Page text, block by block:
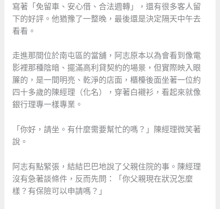
寫著「免留車、安心借、合法週轉」，還有很多客人留
下的好評。他猶豫了一整晚，最後還是決定隔天中午去
看看。
走進那間位於南屯區的當舖，阿志原本以為會看到像電
影裡那種陰暗、擺滿高利貸契約的場景，但實際映入眼
簾的，是一間明亮、乾淨的店面，櫃檯後面坐著一位約
四十多歲的陳經理（化名），穿著白襯衫，看起來就像
銀行理專一樣專業。
「你好，請坐。有什麼需要幫忙的嗎？」陳經理微笑著
說。
阿志有點緊張，結結巴巴地說了父親住院的事。陳經理
沒有急著談條件，反而先問：「你父親現在狀況怎麼
樣？有保險可以申請嗎？」